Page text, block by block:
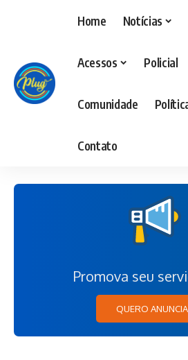
Home Notícias
Acessos Policial
Comunidade
Contato
Promova seu
QUERO